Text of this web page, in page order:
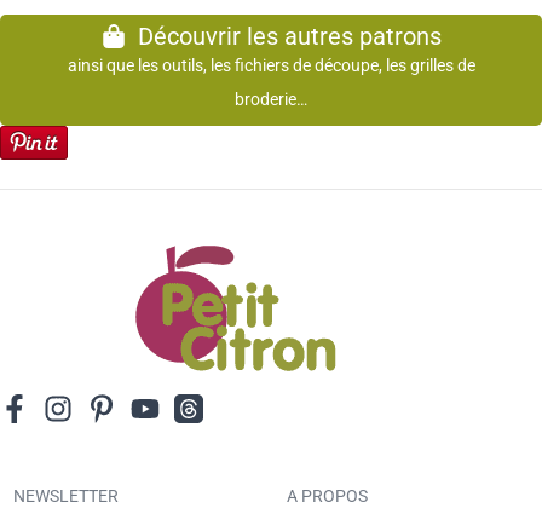
Découvrir les autres patrons
ainsi que les outils, les fichiers de découpe, les grilles de
broderie…
NEWSLETTER
A PROPOS